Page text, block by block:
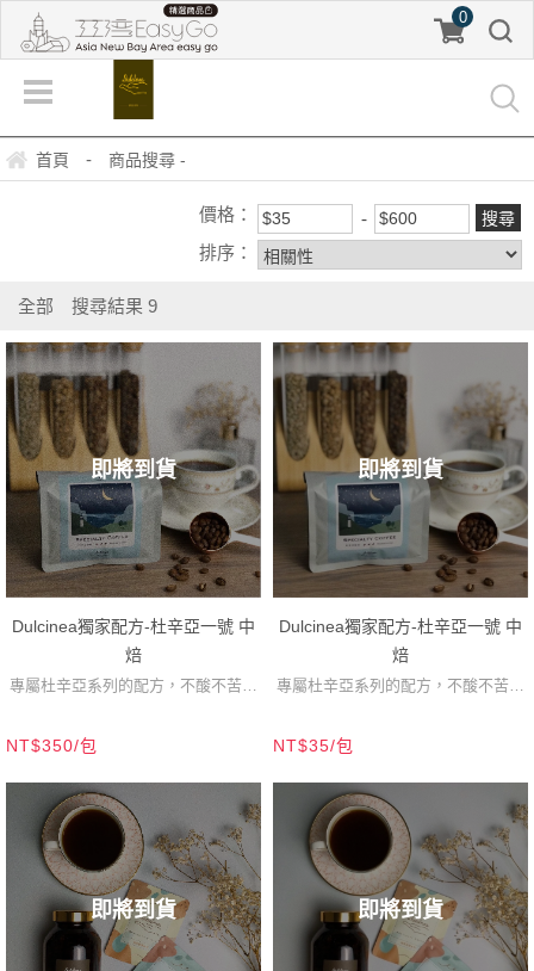
0
首頁 - 商品搜尋 -
價格：
排序：
全部 搜尋結果 9
即將到貨
Dulcinea獨家配方-杜辛亞一號 中
焙
專屬杜辛亞系列的配方，不酸不苦，
黑咖啡或加牛奶都能展現不同的風
味，歷年來都是高人氣選擇！
NT$350/包
即將到貨
Dulcinea獨家配方-杜辛亞一號 中
焙
專屬杜辛亞系列的配方，不酸不苦，
黑咖啡或加牛奶都能展現不同的風
味，歷年來都是高人氣選擇！
NT$35/包
即將到貨 即將到貨